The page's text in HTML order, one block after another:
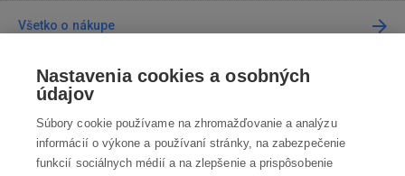
Všetko o nákupe
Predajne
Kontakt
Nastavenia cookies a osobných
údajov
Súbory cookie používame na zhromažďovanie a analýzu
informácií o výkone a používaní stránky, na zabezpečenie
funkcií sociálnych médií a na zlepšenie a prispôsobenie